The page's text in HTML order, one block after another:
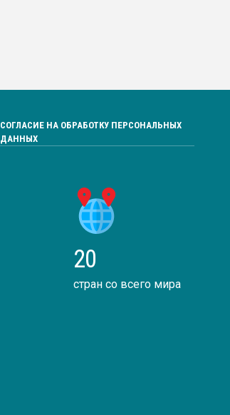
СОГЛАСИЕ НА ОБРАБОТКУ ПЕРСОНАЛЬНЫХ
ДАННЫХ
20
стран со всего мира